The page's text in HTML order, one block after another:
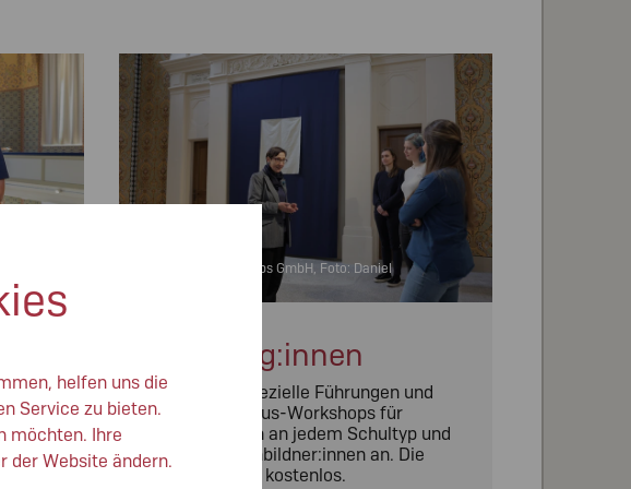
helfen uns die
Service zu bieten.
möchten. Ihre
der Website ändern.
© NÖ Museum Betriebs GmbH, Foto: Daniel
Pädagog:innen
Wir bieten spezielle Führungen und
Antisemitismus-Workshops für
Lehrpersonen an jedem Schultyp und
Erwachsenenbildner:innen an. Die
Teilnahme ist kostenlos.